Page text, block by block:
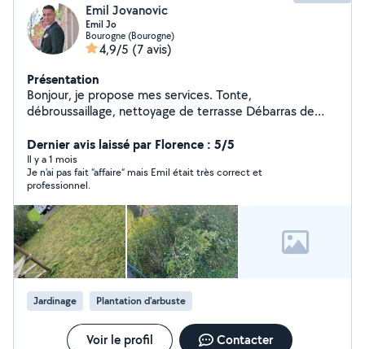
Emil Jovanovic
Emil Jo
Bourogne (Bourogne)
4,9/5 (7 avis)
Présentation
Bonjour, je propose mes services. Tonte,
débroussaillage, nettoyage de terrasse Débarras de
Accepte les contrat CESU Au plaisir d'échanger avec
vous
Dernier avis laissé par Florence : 5/5
Il y a 1 mois
Je n'ai pas fait “affaire“ mais Emil était très correct et
professionnel.
Jardinage Plantation d'arbuste
Voir le profil Contacter